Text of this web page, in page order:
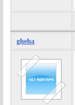
gheha